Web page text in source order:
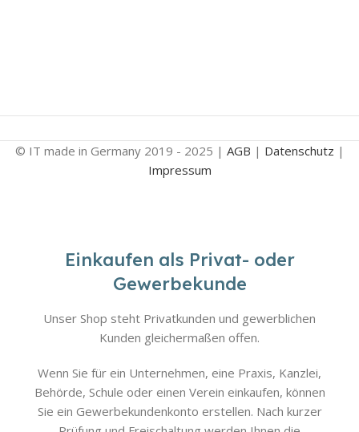
© IT made in Germany 2019 - 2025 | AGB | Datenschutz |
Impressum
Einkaufen als Privat- oder
Gewerbekunde
Unser Shop steht Privatkunden und gewerblichen
Kunden gleichermaßen offen.
Wenn Sie für ein Unternehmen, eine Praxis, Kanzlei,
Behörde, Schule oder einen Verein einkaufen, können
Sie ein Gewerbekundenkonto erstellen. Nach kurzer